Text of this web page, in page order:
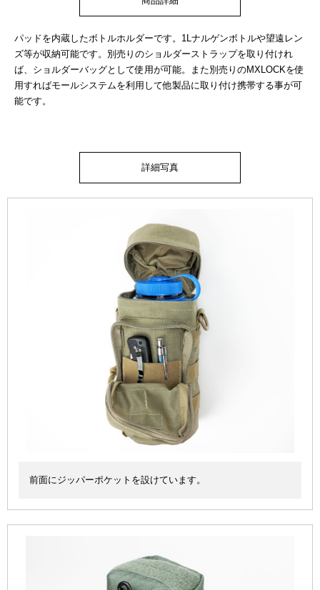
パッドを内蔵したボトルホルダーです。1Lナルゲンボトルや望遠レン
ズ等が収納可能です。別売りのショルダーストラップを取り付けれ
ば、ショルダーバッグとして使用が可能。また別売りのMXLOCKを使
用すればモールシステムを利用して他製品に取り付け携帯する事が可
能です。
詳細写真
前面にジッパーポケットを設けています。